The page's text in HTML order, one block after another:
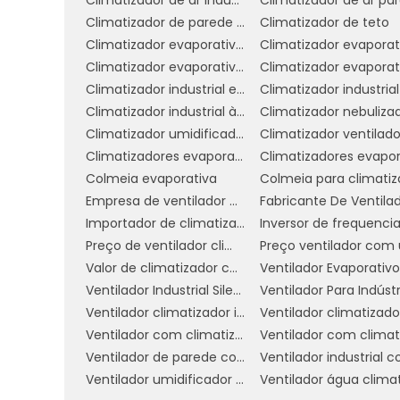
sólido e avaliações positivas de
confiabilidade.
Variedade de Produtos:
modelos e especificações. Isso é
às suas necessidades específicas.
Certificações e Normas:Opte
eficiência energética reconhecidas.
rigorosos e atende a padrões de
Suporte Técnico e Garantia:
eficiente e garantias adequadas para
problema que possa surgir após a
Inovação e Tecnologia: Escolha
Produtos que incorporam novas
desempenho.
Feedback de Clientes:Consulte
Climatizador de parede comercial
Climatizador de teto
Climatizador evaporativo de parede preço
Climatizador evaporativo portátil preço
Climatizador industrial evaporativo
Climatizador industrial à venda
Climatizador
Climatizador umidificador ventilador
Climatizador
Climatizadores evaporativo comercial e industrial
Colmeia evaporativa
Empresa de ventilador climatizador industrial
Importador de climatizador
Preço de ventilador climatizador industrial
Valor de climatizador com névoa
Ventilador Industrial Silencioso
Ventilador Para
Ventilador climatizador industrial
Ventilador com climatizador
Ventilador de parede com climatizador
Ventilador umidificador industrial